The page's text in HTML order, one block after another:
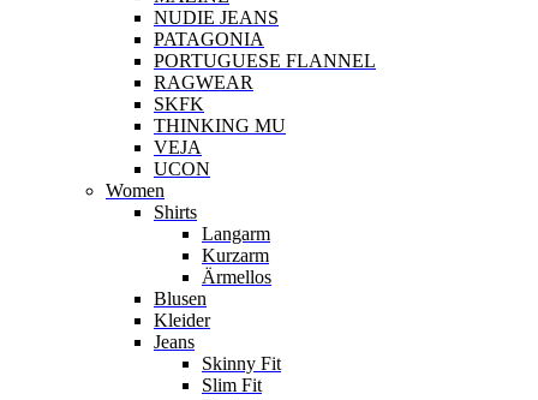
NUDIE JEANS
PATAGONIA
PORTUGUESE FLANNEL
RAGWEAR
SKFK
THINKING MU
VEJA
UCON
Women
Shirts
Langarm
Kurzarm
Ärmellos
Blusen
Kleider
Jeans
Skinny Fit
Slim Fit